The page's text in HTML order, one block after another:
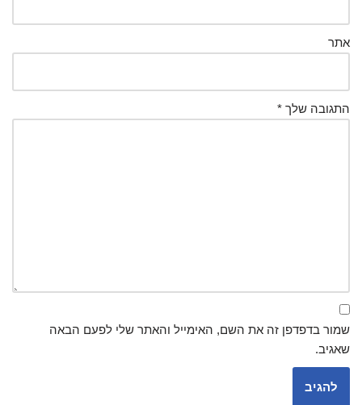
אתר
התגובה שלך *
שמור בדפדפן זה את השם, האימייל והאתר שלי לפעם הבאה
שאגיב.